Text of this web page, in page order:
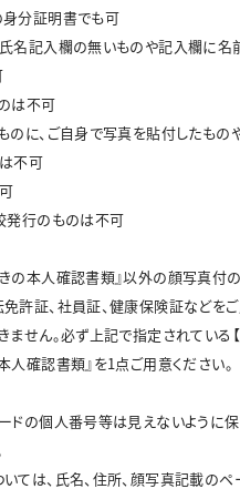
分証明書でも可
名記入欄の無いものや記入欄に名
は不可
のに、ご自身で写真を貼付したもの
不可
発行のものは不可
の本人確認書類』以外の顔写真付
許証、社員証、健康保険証などを
せん。必ず上記で指定されている【1
人確認書類』を1点ご用意ください。
ドの個人番号等は見えないように
ては、氏名、住所、顔写真記載のペ